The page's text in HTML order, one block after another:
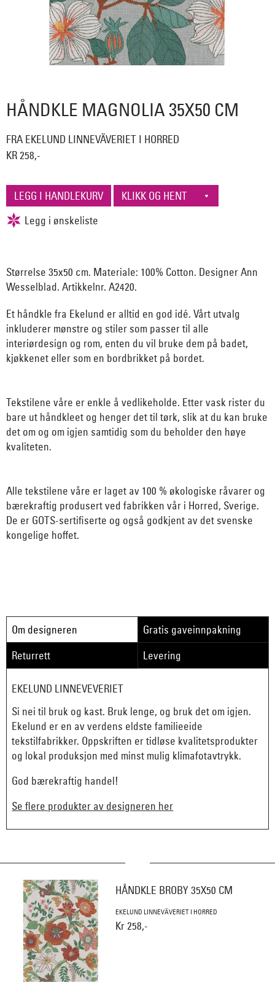
HÅNDKLE MAGNOLIA 35X50 CM
FRA EKELUND LINNEVÄVERIET I HORRED
KR 258,-
Størrelse 35x50 cm. Materiale: 100% Cotton. Designer Ann
Wesselblad. Artikkelnr. A2420.
Et håndkle fra Ekelund er alltid en god idé. Vårt utvalg
inkluderer mønstre og stiler som passer til alle
interiørdesign og rom, enten du vil bruke dem på badet,
kjøkkenet eller som en bordbrikket på bordet.
Tekstilene våre er enkle å vedlikeholde. Etter vask rister du
bare ut håndkleet og henger det til tørk, slik at du kan bruke
det om og om igjen samtidig som du beholder den høye
kvaliteten.
Alle tekstilene våre er laget av 100 % økologiske råvarer og
bærekraftig produsert ved fabrikken vår i Horred, Sverige.
De er GOTS-sertifiserte og også godkjent av det svenske
kongelige hoffet.
Om designeren
Gratis gaveinnpakning
Returrett
Levering
EKELUND LINNEVEVERIET
Si nei til bruk og kast. Bruk lenge, og bruk det om igjen.
Ekelund er en av verdens eldste familieeide
tekstilfabrikker. Oppskriften er tidløse kvalitetsprodukter
og lokal produksjon med minst mulig klimafotavtrykk.
God bærekraftig handel!
Se flere produkter av designeren her
HÅNDKLE BROBY 35X50 CM
EKELUND LINNEVÄVERIET I HORRED
Kr 258,-